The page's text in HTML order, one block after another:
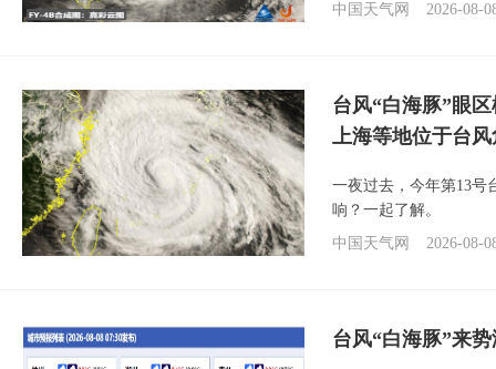
中国天气网
2026-08-
台风“白海豚”眼
上海等地位于台
一夜过去，今年第13号
响？一起了解。
中国天气网
2026-08-
台风“白海豚”来